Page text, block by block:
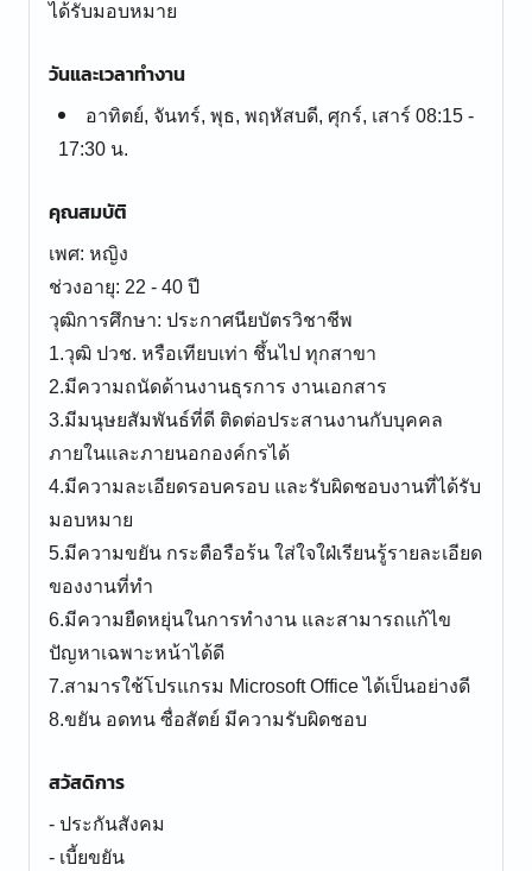
ได้รับมอบหมาย
วันและเวลาทำงาน
อาทิตย์, จันทร์, พุธ, พฤหัสบดี, ศุกร์, เสาร์ 08:15 -
17:30 น.
คุณสมบัติ
เพศ: หญิง
ช่วงอายุ: 22 - 40 ปี
วุฒิการศึกษา: ประกาศนียบัตรวิชาชีพ
1.วุฒิ ปวช. หรือเทียบเท่า ชึ้นไป ทุกสาขา
2.มีความถนัดด้านงานธุรการ งานเอกสาร
3.มีมนุษยสัมพันธ์ที่ดี ติดต่อประสานงานกับบุคคล
ภายในและภายนอกองค์กรได้
4.มีความละเอียดรอบครอบ และรับผิดชอบงานที่ได้รับ
มอบหมาย
5.มีความขยัน กระตือรือร้น ใส่ใจใฝ่เรียนรู้รายละเอียด
ของงานที่ทำ
6.มีความยืดหยุ่นในการทำงาน และสามารถแก้ไข
ปัญหาเฉพาะหน้าได้ดี
7.สามารใช้โปรแกรม Microsoft Office ได้เป็นอย่างดี
8.ขยัน อดทน ซื่อสัตย์ มีความรับผิดชอบ
สวัสดิการ
- ประกันสังคม
- เบี้ยขยัน